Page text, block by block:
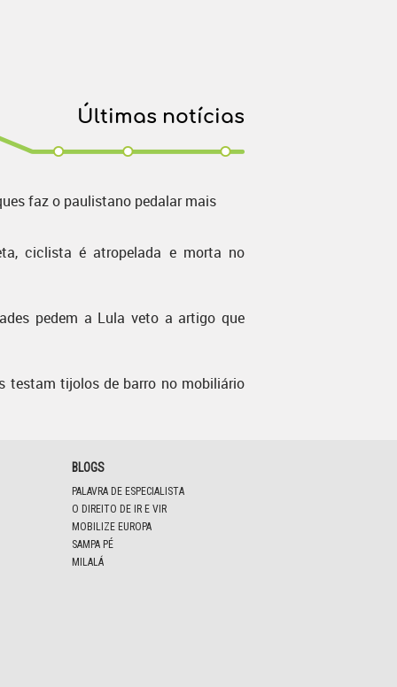
Últimas notícias
faz o paulistano pedalar mais
ciclista é atropelada e morta no
pedem a Lula veto a artigo que
testam tijolos de barro no mobiliário
BLOGS
PALAVRA DE ESPECIALISTA
O DIREITO DE IR E VIR
MOBILIZE EUROPA
SAMPA PÉ
MILALÁ